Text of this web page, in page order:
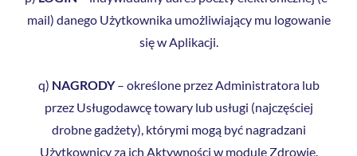
mail) danego Użytkownika umożliwiający mu logowanie
się w Aplikacji.
q) NAGRODY– określone przez Administratora lub
przez Usługodawcę towary lub usługi (najczęściej
drobne gadżety), którymi mogą być nagradzani
Użytkownicy za ich Aktywności w module Zdrowie.